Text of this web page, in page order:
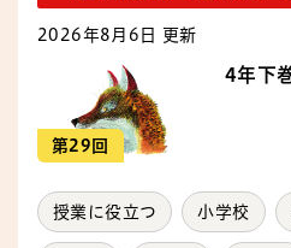
2026年8月6日 更新
第29回
4年下
授業に役立つ 小学校